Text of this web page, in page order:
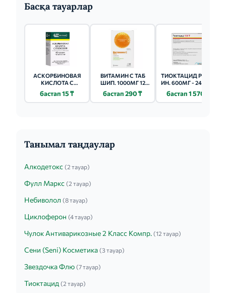
Басқа тауарлар
АСКОРБИНОВАЯ
КИСЛОТА С
100МГ 10 ШТ.
бастап 15 ₸
ВИТАМИН С ТАБ
ШИП. 1000МГ 12
бастап 290 ₸
ТИОКТАЦИД Р-Р Д/
ИН. 600МГ - 24МЛ 5
бастап 1 570 ₸
Танымал таңдаулар
Алкодетокс (2 тауар)
Фулл Маркс (2 тауар)
Небиволол (8 тауар)
Циклоферон (4 тауар)
Чулок Антиварикозные 2 Класс Компр. (12 тауар)
Сени (Seni) Косметика (3 тауар)
Звездочка Флю (7 тауар)
Тиоктацид (2 тауар)